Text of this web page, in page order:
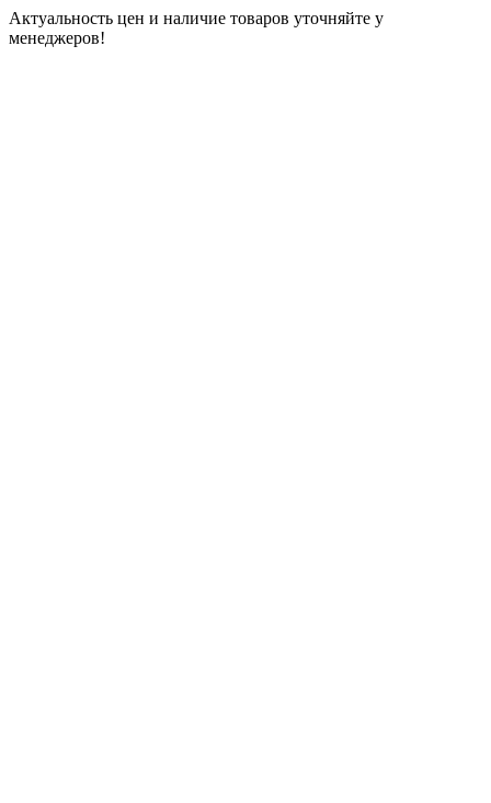
Актуальность цен и наличие товаров уточняйте у
менеджеров!